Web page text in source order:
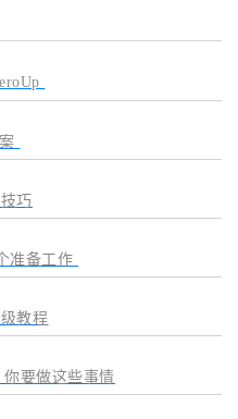
巧
准备工作
教程
要做这些事情